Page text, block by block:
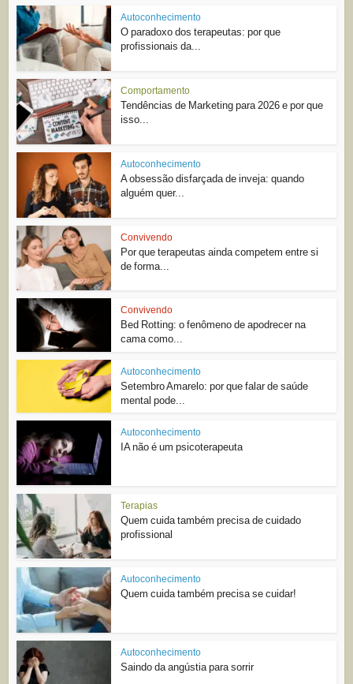
Autoconhecimento
O paradoxo dos terapeutas: por que
profissionais da...
Comportamento
Tendências de Marketing para 2026 e por que
isso...
Autoconhecimento
A obsessão disfarçada de inveja: quando
alguém quer...
Convivendo
Por que terapeutas ainda competem entre si
de forma...
Convivendo
Bed Rotting: o fenômeno de apodrecer na
cama como...
Autoconhecimento
Setembro Amarelo: por que falar de saúde
mental pode...
Autoconhecimento
IA não é um psicoterapeuta
Terapias
Quem cuida também precisa de cuidado
profissional
Autoconhecimento
Quem cuida também precisa se cuidar!
Autoconhecimento
Saindo da angústia para sorrir